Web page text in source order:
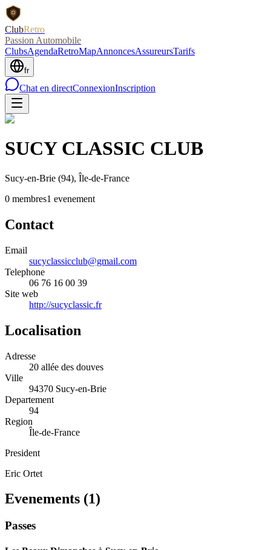
ClubRetro
Passion Automobile
ClubsAgendaRetroMapAnnoncesAssureursTarifs
fr
Chat en directConnexionInscription
SUCY CLASSIC CLUB
Sucy-en-Brie (94), Île-de-France
0 membres1 evenement
Contact
Email
sucyclassicclub@gmail.com
Telephone
06 76 16 00 39
Site web
http://sucyclassic.fr
Localisation
Adresse
20 allée des douves
Ville
94370 Sucy-en-Brie
Departement
94
Region
Île-de-France
President
Eric Ortet
Evenements (1)
Passes